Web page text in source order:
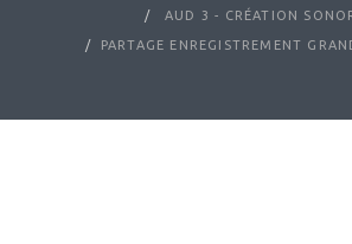
AUD 3 - CRÉATION
PARTAGE ENREGISTREMENT